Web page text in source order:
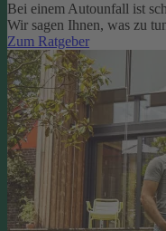
Bei einem Autounfall ist
Wir sagen Ihnen, was zu
Zum Ratgeber